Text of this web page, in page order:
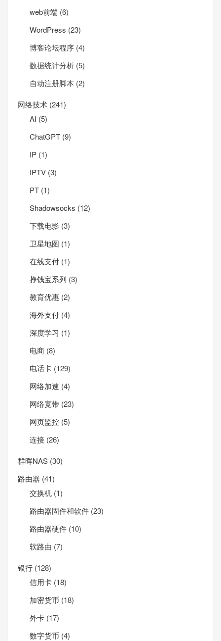
web前端 (6)
WordPress (23)
博客论坛程序 (4)
数据统计分析 (5)
自动注册脚本 (2)
网络技术 (241)
AI (5)
ChatGPT (9)
IP (1)
IPTV (3)
PT (1)
Shadowsocks (12)
下载电影 (3)
卫星地图 (1)
在线支付 (1)
挣钱宝系列 (3)
教育优惠 (2)
海外支付 (4)
深度学习 (1)
电商 (8)
电话卡 (129)
网络加速 (4)
网络宽带 (23)
网页监控 (5)
连接 (26)
群晖NAS (30)
路由器 (41)
交换机 (1)
路由器固件和软件 (23)
路由器硬件 (10)
软路由 (7)
银行 (128)
信用卡 (18)
加密货币 (18)
外卡 (17)
数字货币 (4)